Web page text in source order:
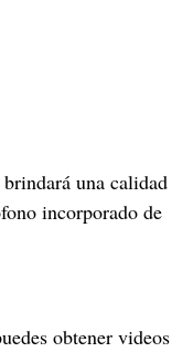
una calidad
incorporado de
obtener videos